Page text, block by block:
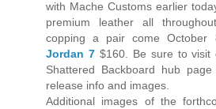
with Mache Customs earlier
premium leather all
copping a pair come October
Jordan 7$160. Be sure to visit
Shattered Backboard hub
release info and images.
Additional images of the